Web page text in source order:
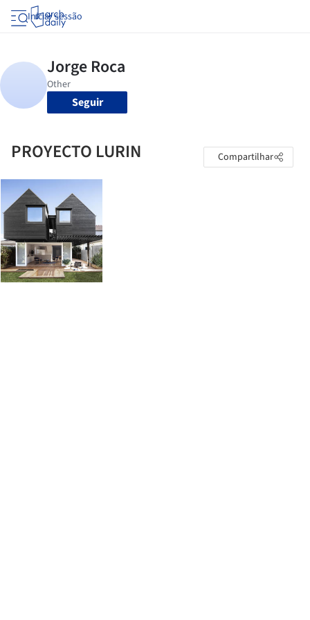
Iniciar sessão
Seguir
PROYECTO LURIN Compartilhar